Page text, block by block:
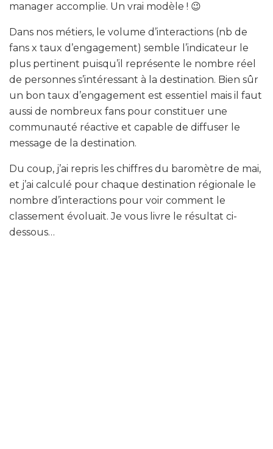
manager accomplie. Un vrai modèle ! 😉
Dans nos métiers, le volume d’interactions (nb de
fans x taux d’engagement) semble l’indicateur le
plus pertinent puisqu’il représente le nombre réel
de personnes s’intéressant à la destination. Bien sûr
un bon taux d’engagement est essentiel mais il faut
aussi de nombreux fans pour constituer une
communauté réactive et capable de diffuser le
message de la destination.
Du coup, j’ai repris les chiffres du baromètre de mai,
et j’ai calculé pour chaque destination régionale le
nombre d’interactions pour voir comment le
classement évoluait. Je vous livre le résultat ci-
dessous…